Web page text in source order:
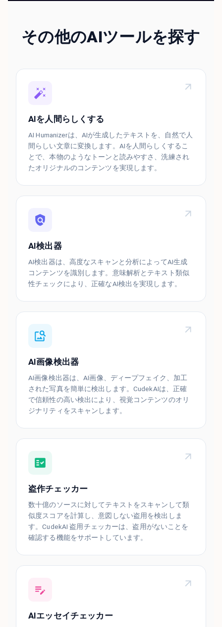
その他のAIツールを探す
AIを人間らしくする
AI Humanizerは、AIが生成したテキストを、自然で人
間らしい文章に変換します。AIを人間らしくするこ
とで、本物のようなトーンと読みやすさ、洗練され
たオリジナルのコンテンツを実現します。
AI検出器
AI検出器は、高度なスキャンと分析によってAI生成
コンテンツを識別します。意味解析とテキスト類似
性チェックにより、正確なAI検出を実現します。
AI画像検出器
AI画像検出器は、AI画像、ディープフェイク、加工
された写真を簡単に検出します。CudekAIは、正確
で信頼性の高い検出により、視覚コンテンツのオリ
ジナリティをスキャンします。
盗作チェッカー
数十億のソースに対してテキストをスキャンして類
似度スコアを計算し、意図しない盗用を検出しま
す。CudekAI 盗用チェッカーは、盗用がないことを
確認する機能をサポートしています。
AIエッセイチェッカー